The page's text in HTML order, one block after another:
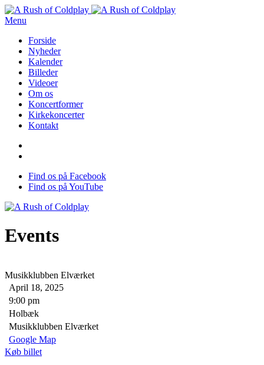
Menu
Forside
Nyheder
Kalender
Billeder
Videoer
Om os
Koncertformer
Kirkekoncerter
Kontakt
Find os på Facebook
Find os på YouTube
Events
Musikklubben Elværket
April 18, 2025
9:00 pm
Holbæk
Musikklubben Elværket
Google Map
Køb billet